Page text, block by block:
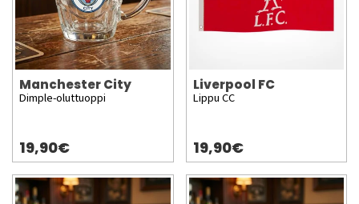
Manchester City
Dimple-oluttuoppi
19,90€
Liverpool FC
Lippu CC
19,90€